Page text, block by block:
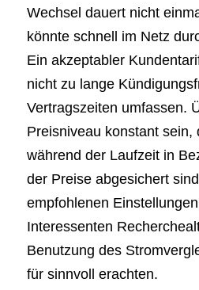
Wechsel dauert nicht
könnte schnell im Netz
Ein akzeptabler
nicht zu lange
Vertragszeiten umfassen.
Preisniveau konstant sein,
während der Laufzeit in
der Preise abgesichert
empfohlenen
Interessenten
Benutzung des
für sinnvoll erachten.